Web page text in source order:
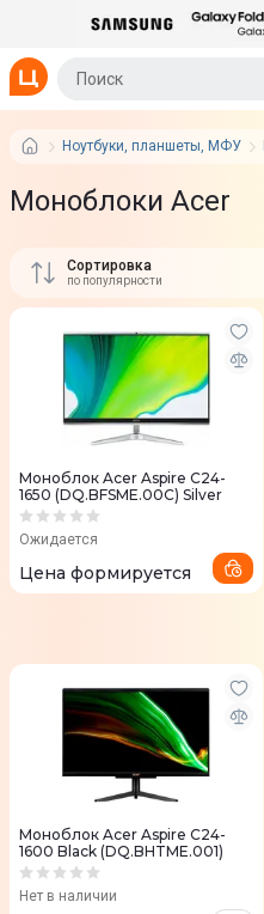
Ноутбуки, планшеты, МФУ
Моноблоки Acer
Сортировка
по популярности
Моноблок Acer Aspire C24-
1650 (DQ.BFSME.00C) Silver
Ожидается
Цена формируется
Моноблок Acer Aspire C24-
1600 Black (DQ.BHTME.001)
Нет в наличии